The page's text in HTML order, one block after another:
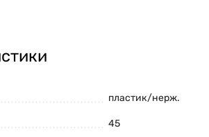
пластик/нерж.
45